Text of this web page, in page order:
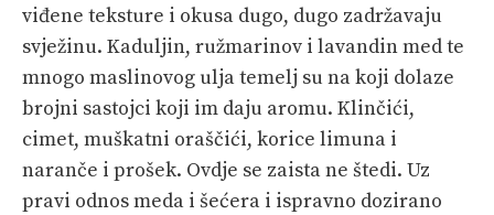
viđene teksture i okusa dugo, dugo zadržavaju
svježinu. Kaduljin, ružmarinov i lavandin med te
mnogo maslinovog ulja temelj su na koji dolaze
brojni sastojci koji im daju aromu. Klinčići,
cimet, muškatni oraščići, korice limuna i
naranče i prošek. Ovdje se zaista ne štedi. Uz
pravi odnos meda i šećera i ispravno dozirano